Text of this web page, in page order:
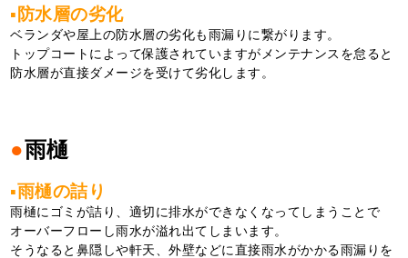
▪防水層の劣化
ベランダや屋上の防水層の劣化も雨漏りに繋がります。
トップコートによって保護されていますがメンテナンスを怠ると
防水層が直接ダメージを受けて劣化します。
●雨樋
▪雨樋の詰り
雨樋にゴミが詰り、適切に排水ができなくなってしまうことで
オーバーフローし雨水が溢れ出てしまいます。
そうなると鼻隠しや軒天、外壁などに直接雨水がかかる雨漏りを